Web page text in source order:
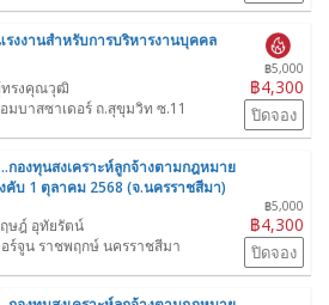
งงานสำหรับการบริหารงานบุคคล
฿5,000
฿4,300
ทรงคุณวุฒิ
มบาสซาเดอร์ ถ.สุขุมวิท ซ.11
ปิดจอง
กองทุนสงเคราะห์ลูกจ้างตามกฎหมาย
คับ 1 ตุลาคม 2568 (จ.นครราชสีมา)
฿5,000
฿4,300
ษฎ์ อุทัยรัตน์
ร์จูน ราชพฤกษ์ นครราชสีมา
ปิดจอง